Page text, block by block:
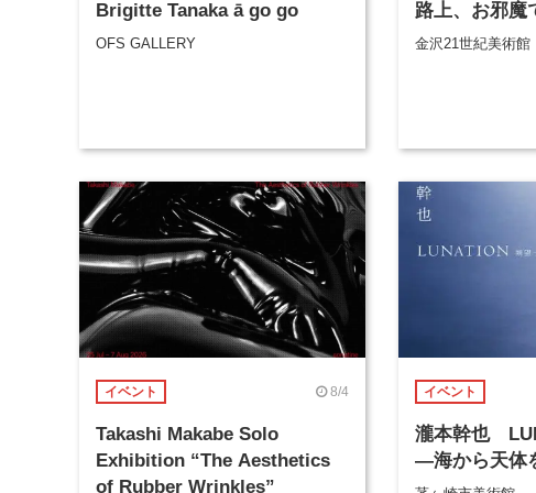
Brigitte Tanaka ā go go
OFS GALLERY
路上、お邪魔
金沢21世紀美術館
イベント 8/4
Takashi Makabe Solo
Exhibition “The Aesthetics
of Rubber Wrinkles”
イベント
瀧本幹也
―海から天体